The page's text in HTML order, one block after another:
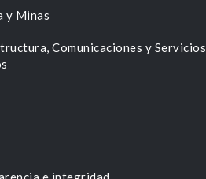
y Minas
Comunicaciones y Servicios